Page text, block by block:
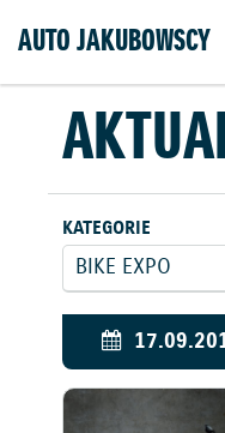
AUTO JAKUBOWSCY
KATEGORIE